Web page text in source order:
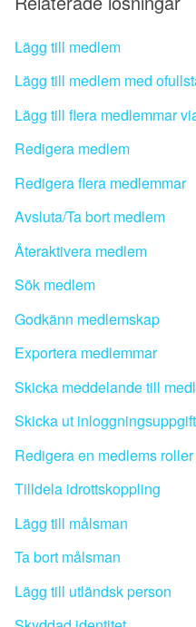
Lägg till medlem
Lägg till medlem med
Lägg till flera medlemmar
Redigera medlem
Redigera flera medlemmar
Avsluta/Ta bort medlem
Återaktivera medlem
Sök medlem
Godkänn medlemskap
Exportera medlemmar
Skicka meddelande till
Skicka ut
Redigera en medlems roller
Tilldela idrottskoppling
Lägg till målsman
Ta bort målsman
Lägg till utländsk person